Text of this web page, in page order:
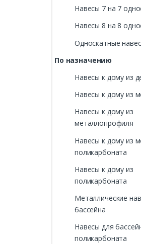
Навесы 7 на 7
Навесы 8 на 8
Односкатные
По назначению
Навесы к дому из
Навесы к дому из
Навесы к дому из
металлопрофиля
Навесы к дому из
поликарбоната
Навесы к дому из
поликарбоната
Металлические
бассейна
Навесы для
поликарбоната